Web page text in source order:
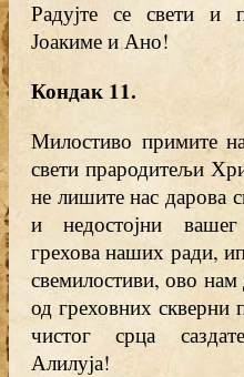
Радујте се свети и
Јоакиме и Ано!
Кондак 11.
Милостиво примите
свети прародитељи
не лишите нас дарова
и недостојни вашег
грехова наших ради,
свемилостиви, ово нам
од греховних скверни
чистог срца
Алилуја!